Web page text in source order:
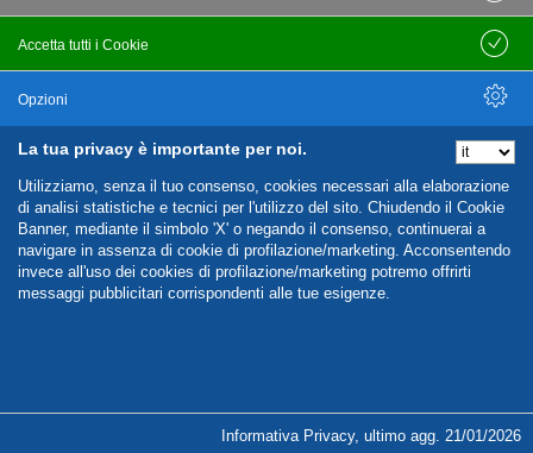
La tua privacy è importante per noi.
Utilizziamo, senza il tuo consenso, cookies necessari alla elaborazione
di analisi statistiche e tecnici per l'utilizzo del sito. Chiudendo il Cookie
Banner, mediante il simbolo 'X' o negando il consenso, continuerai a
navigare in assenza di cookie di profilazione/marketing. Acconsentendo
invece all'uso dei cookies di profilazione/marketing potremo offrirti
messaggi pubblicitari corrispondenti alle tue esigenze.
Accetta tutti i Cookie
Salva
Opzioni
Nascondi Opzioni
Informativa Privacy, ultimo agg. 21/01/2026